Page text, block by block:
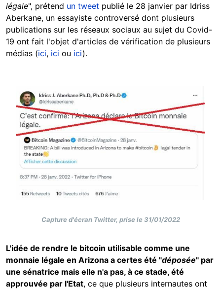
légale", prétend un tweet publié le 28 janvier par Idriss
Aberkane, un essayiste controversé dont plusieurs
publications sur les réseaux sociaux au sujet du Covid-
19 ont fait l'objet d'articles de vérification de plusieurs
médias (ici, ici ou ici).
Image
Capture d'écran Twitter, prise le 31/01/2022
L'idée de rendre le bitcoin utilisable comme une
monnaie légale en Arizona a certes été "déposée" par
une sénatrice mais elle n'a pas, à ce stade, été
approuvée par l'Etat, ce que plusieurs internautes ont